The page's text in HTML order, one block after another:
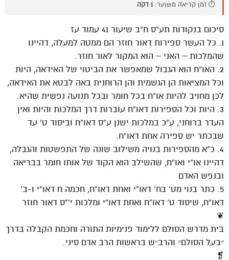
⏱️ זמן קריאה משוער: 1 דקה
סיכום בנקודות תע”ס ח”ב שיעור 41 עמוד עז
1. כל העשר ספירות דאור חוזר הם ממטה למעלה, דהיינו
שהמלכות – האני – הוא המקור לאור חוזר.
2. האו”ח הוא הגבול שמאפשר את הביטוי של האידאה, היות
וכל המציאות הן הגשמית והן הרוחנית באה לבטא את האידאה,
לכן מחויב להיות או”ח בכל חומר ובכל תנועה נפשית שהיא.
3. היות וכל הספירות דאו”ח עוברות דרך המלכות והיות ואין
העדר ברוחני, ע”כ במלכות ישנן ע”ס דאו”ח וביסוד ט’ עד
שבכתר יש ספירה אחת דאו”ח.
4. כ”א מהספירות בנויה משילוב שונה של התפשטות והגבלה,
דהיינו או”י ואו”ח, שהשילב הוא הקוד של אותו חומר בבריאה
ובנפש האדם
5. כתר בנוי מט’ בח’ דאו”י ואחת דאו”ח, חכמה ח דאו”י ו-ב’
דאו”ח, שיסוד ט’ דאו”ח ואחת דאו”י ומלכות י'”ס דאור חוזר
❦
בית מדרש הסולם ללימוד פנימיות התורה וחכמת הקבלה בדרך
״בעל הסולם״ והרב״ש בראשות הרב אדם סיני.
❡